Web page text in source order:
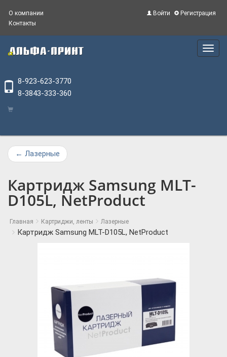
Войти Регистрация
О компании
Контакты
Main
Menu
8-923-623-3770
8-3843-333-360
← Лазерные
Картридж Samsung MLT-
D105L, NetProduct
Главная Картриджи, ленты Лазерные
Картридж Samsung MLT-D105L, NetProduct